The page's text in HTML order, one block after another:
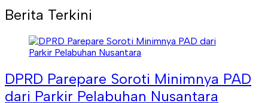
Berita Terkini
DPRD Parepare Soroti Minimnya PAD
dari Parkir Pelabuhan Nusantara